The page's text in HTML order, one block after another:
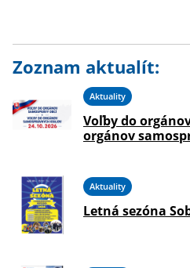
Zoznam aktualít:
Aktuality
Voľby do
orgánov
Aktuality
Letná sezóna